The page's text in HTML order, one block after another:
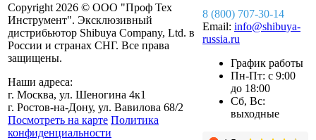
Copyright 2026 © ООО "Проф Тех
Инструмент". Эксклюзивный
дистрибьютор Shibuya Company, Ltd. в
России и странах СНГ. Все права
защищены.
Наши адреса:
г. Москва, ул. Шеногина 4к1
г. Ростов-на-Дону, ул. Вавилова 68/2
Посмотреть на карте Политика
конфиденциальности
8 (800) 707-30-14
Email: info@shibuya-
russia.ru
График работы
Пн-Пт: с 9:00
до 18:00
Сб, Вс:
выходные